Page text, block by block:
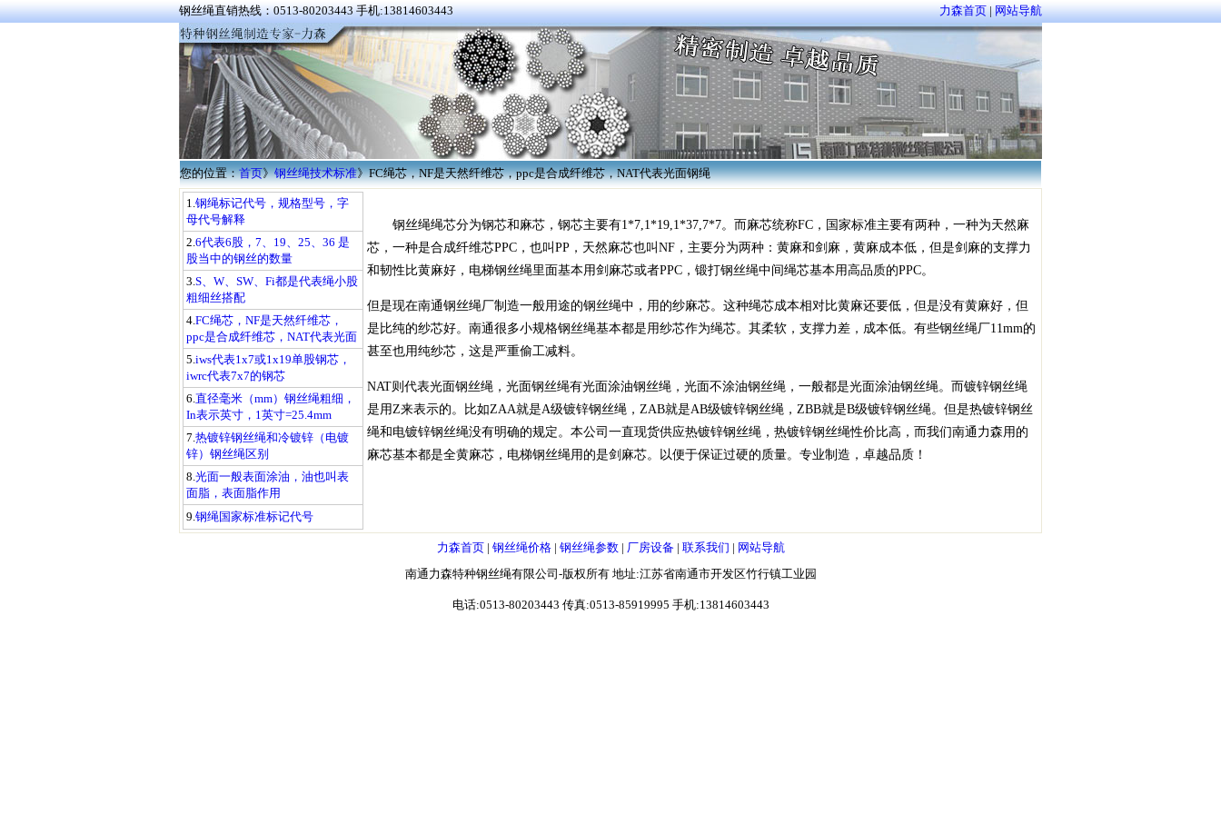
钢丝绳直销热线：0513-80203443 手机:13814603443 力森首页 |网站导航
您的位置：首页》钢丝绳技术标准》FC绳芯，NF是天然纤维芯，ppc是合成纤维芯，NAT代表光面钢绳
1.钢绳标记代号，规格型号，字
母代号解释
2.6代表6股，7、19、25、36 是
股当中的钢丝的数量
3.S、W、SW、Fi都是代表绳小股
粗细丝搭配
4.FC绳芯，NF是天然纤维芯，
ppc是合成纤维芯，NAT代表光面
5.iws代表1x7或1x19单股钢芯，
iwrc代表7x7的钢芯
6.直径毫米（mm）钢丝绳粗细，
In表示英寸，1英寸=25.4mm
7.热镀锌钢丝绳和冷镀锌（电镀
锌）钢丝绳区别
8.光面一般表面涂油，油也叫表
面脂，表面脂作用
9.钢绳国家标准标记代号
钢丝绳绳芯分为钢芯和麻芯，钢芯主要有1*7,1*19,1*37,7*7。而麻芯统称FC，国家标准主要有两种，一种为天然麻
芯，一种是合成纤维芯PPC，也叫PP，天然麻芯也叫NF，主要分为两种：黄麻和剑麻，黄麻成本低，但是剑麻的支撑力
和韧性比黄麻好， 电梯钢丝绳里面基本用剑麻芯或者PPC，锻打钢丝绳中间绳芯基本用高品质的PPC。
但是现在南通钢丝绳厂制造一般用途的钢丝绳中，用的纱麻芯。这种绳芯成本相对比黄麻还要低，但是没有黄麻好，但
是比纯的纱芯好。南通很多小规格钢丝绳基本都是用纱芯作为绳芯。其柔软，支撑力差，成本低。有些钢丝绳厂11mm的
甚至也用纯纱芯，这是严重偷工减料。
NAT则代表光面钢丝绳，光面钢丝绳有光面涂油钢丝绳，光面不涂油钢丝绳，一般都是光面涂油钢丝绳。而镀锌钢丝绳
是用Z来表示的。比如ZAA就是A级镀锌钢丝绳，ZAB就是AB级镀锌钢丝绳，ZBB就是B级镀锌钢丝绳。但是热镀锌钢丝
绳和电镀锌钢丝绳没有明确的规定。本公司一直现货供应热镀锌钢丝绳，热镀锌钢丝绳性价比高，而我们南通力森用的
麻芯基本都是全黄麻芯，电梯钢丝绳用的是剑麻芯。以便于保证过硬的质量。专业制造，卓越品质！
力森首页| 钢丝绳价格| 钢丝绳参数| 厂房设备 | 联系我们 | 网站导航
南通力森特种钢丝绳有限公司-版权所有 地址:江苏省南通市开发区竹行镇工业园
电话:0513-80203443 传真:0513-85919995 手机:13814603443